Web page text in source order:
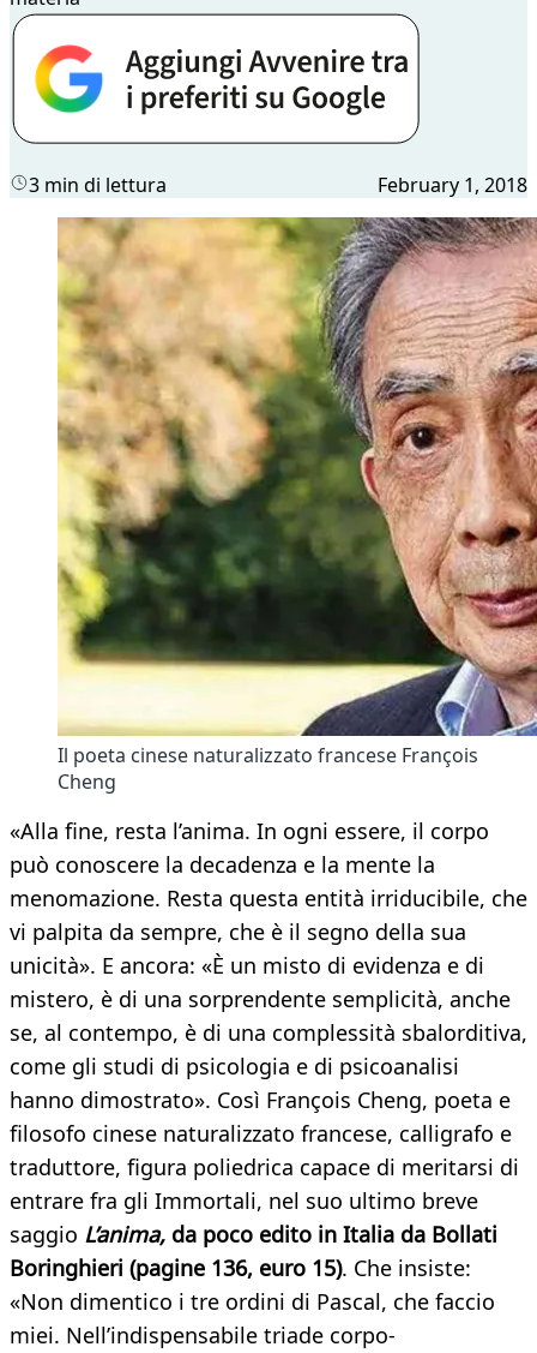
3 min di lettura February 1, 2018
Il poeta cinese naturalizzato francese François
Cheng
«Alla fine, resta l’anima. In ogni essere, il corpo
può conoscere la decadenza e la mente la
menomazione. Resta questa entità irriducibile, che
vi palpita da sempre, che è il segno della sua
unicità». E ancora: «È un misto di evidenza e di
mistero, è di una sorprendente semplicità, anche
se, al contempo, è di una complessità sbalorditiva,
come gli studi di psicologia e di psicoanalisi
hanno dimostrato». Così François Cheng, poeta e
filosofo cinese naturalizzato francese, calligrafo e
traduttore, figura poliedrica capace di meritarsi di
entrare fra gli Immortali, nel suo ultimo breve
saggio L’anima, da poco edito in Italia da Bollati
Boringhieri (pagine 136, euro 15). Che insiste:
«Non dimentico i tre ordini di Pascal, che faccio
miei. Nell’indispensabile triade corpo-